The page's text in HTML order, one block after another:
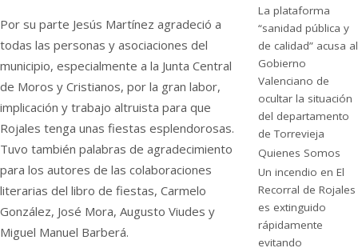
Por su parte Jesús Martínez agradeció a
todas las personas y asociaciones del
municipio, especialmente a la Junta Central
de Moros y Cristianos, por la gran labor,
implicación y trabajo altruista para que
Rojales tenga unas fiestas esplendorosas.
Tuvo también palabras de agradecimiento
para los autores de las colaboraciones
literarias del libro de fiestas, Carmelo
González, José Mora, Augusto Viudes y
Miguel Manuel Barberá.
La plataforma
“sanidad pública y
de calidad” acusa al
Gobierno
Valenciano de
ocultar la situación
del departamento
de Torrevieja
Quienes Somos
Un incendio en El
Recorral de Rojales
es extinguido
rápidamente
evitando